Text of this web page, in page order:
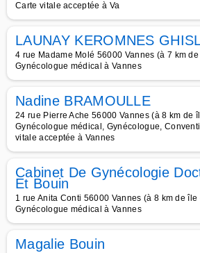
Carte vitale acceptée à Va
LAUNAY KEROMNES
4 rue Madame Molé 56000 Vannes (à 7 km
Gynécologue médical à Vannes
Nadine BRAMOULLE
24 rue Pierre Ache 56000 Vannes (à 8 km de
Gynécologue médical, Gynécologue,
vitale acceptée à Vannes
Cabinet De Gynécologie
Et Bouin
1 rue Anita Conti 56000 Vannes (à 8 km de île
Gynécologue médical à Vannes
Magalie Bouin